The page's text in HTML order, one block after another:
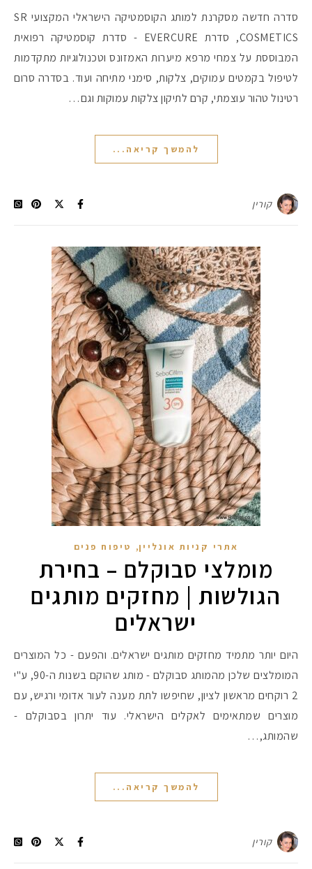
מקדמי הגנה
#הסטודיושלקורין
סדרה חדשה מסקרנת למותג הקוסמטיקה הישראלי המקצועי SR
COSMETICS, סדרת EVERCURE - סדרת קוסמטיקה רפואית
המבוססת על צמחי מרפא מיערות האמזונס וטכנולוגיות מתקדמות
לטיפול בקמטים עמוקים, צלקות, סימני מתיחה ועוד. בסדרה סרום
רטינול טהור עוצמתי, קרם לתיקון צלקות עמוקות וגם…
להמשך קריאה...
קורין
אתרי קניות אונליין, טיפוח פנים
מומלצי סבוקלם – בחירת
הגולשות | מחזקים מותגים
ישראלים
היום יותר מתמיד מחזקים מותגים ישראלים. והפעם - כל המוצרים
המומלצים שלכן מהמותג סבוקלם - מותג שהוקם בשנות ה-90, ע"י
2 רוקחים מראשון לציון, שחיפשו לתת מענה לעור אדומי ורגיש, עם
מוצרים שמתאימים לאקלים הישראלי. עוד יתרון בסבוקלם -
שהמותג,…
להמשך קריאה...
קורין